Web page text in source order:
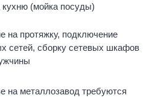
кухню (мойка посуды)
на протяжку, подключение
сетей, сборку сетевых шкафов
на металлозавод требуются